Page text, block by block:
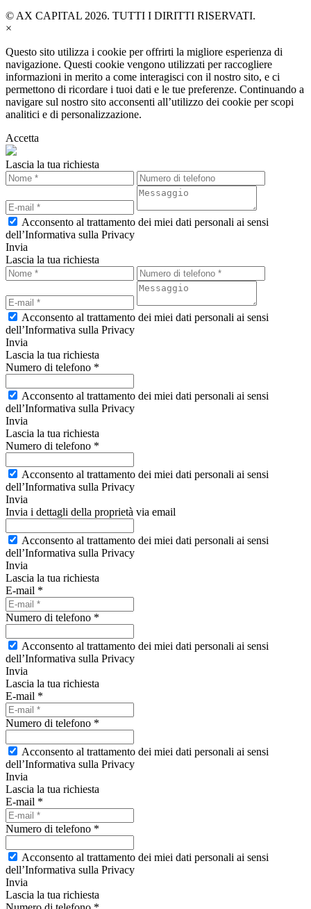
© AX CAPITAL 2026. TUTTI I DIRITTI RISERVATI.
×
Questo sito utilizza i cookie per offrirti la migliore esperienza di
navigazione. Questi cookie vengono utilizzati per raccogliere
informazioni in merito a come interagisci con il nostro sito, e ci
permettono di ricordare i tuoi dati e le tue preferenze. Continuando a
navigare sul nostro sito acconsenti all’utilizzo dei cookie per scopi
analitici e di personalizzazione.
Accetta
Lascia la tua richiesta
Acconsento al trattamento dei miei dati personali ai sensi
dell’Informativa sulla Privacy
Invia
Lascia la tua richiesta
Acconsento al trattamento dei miei dati personali ai sensi
dell’Informativa sulla Privacy
Invia
Lascia la tua richiesta
Numero di telefono *
Acconsento al trattamento dei miei dati personali ai sensi
dell’Informativa sulla Privacy
Invia
Lascia la tua richiesta
Numero di telefono *
Acconsento al trattamento dei miei dati personali ai sensi
dell’Informativa sulla Privacy
Invia
Invia i dettagli della proprietà via email
Acconsento al trattamento dei miei dati personali ai sensi
dell’Informativa sulla Privacy
Invia
Lascia la tua richiesta
E-mail *
Numero di telefono *
Acconsento al trattamento dei miei dati personali ai sensi
dell’Informativa sulla Privacy
Invia
Lascia la tua richiesta
E-mail *
Numero di telefono *
Acconsento al trattamento dei miei dati personali ai sensi
dell’Informativa sulla Privacy
Invia
Lascia la tua richiesta
E-mail *
Numero di telefono *
Acconsento al trattamento dei miei dati personali ai sensi
dell’Informativa sulla Privacy
Invia
Lascia la tua richiesta